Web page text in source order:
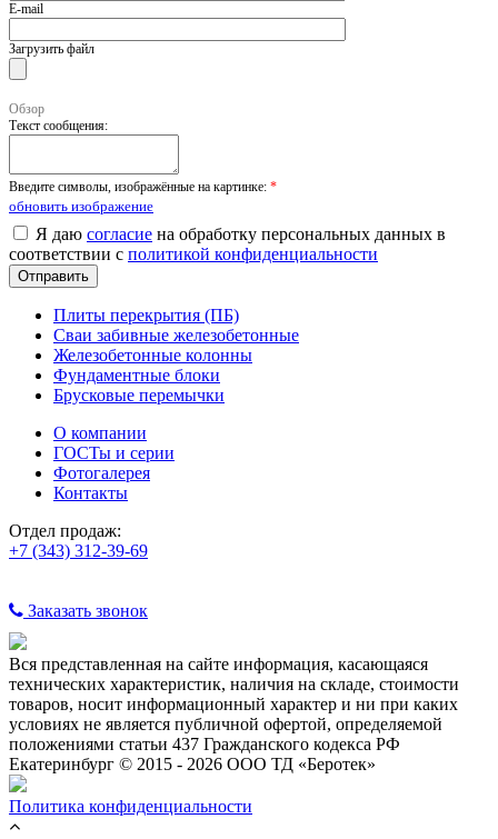
E-mail
Загрузить файл
Обзор
Текст сообщения:
Введите символы, изображённые на картинке: *
обновить изображение
Я даю согласие на обработку персональных данных в
соответствии с политикой конфиденциальности
Плиты перекрытия (ПБ)
Сваи забивные железобетонные
Железобетонные колонны
Фундаментные блоки
Брусковые перемычки
О компании
ГОСТы и серии
Фотогалерея
Контакты
Отдел продаж:
+7 (343) 312-39-69
Заказать звонок
Вся представленная на сайте информация, касающаяся
технических характеристик, наличия на складе, стоимости
товаров, носит информационный характер и ни при каких
условиях не является публичной офертой, определяемой
положениями статьи 437 Гражданского кодекса РФ
Екатеринбург © 2015 - 2026 ООО ТД «Беротек»
Политика конфиденциальности